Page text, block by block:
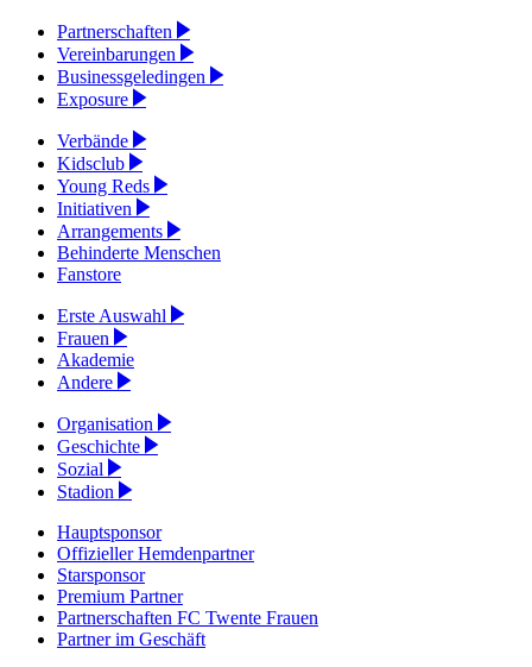
Partnerschaften
Vereinbarungen
Businessgeledingen
Exposure
Verbände
Kidsclub
Young Reds
Initiativen
Arrangements
Behinderte Menschen
Fanstore
Erste Auswahl
Frauen
Akademie
Andere
Organisation
Geschichte
Sozial
Stadion
Hauptsponsor
Offizieller Hemdenpartner
Starsponsor
Premium Partner
Partnerschaften FC Twente Frauen
Partner im Geschäft